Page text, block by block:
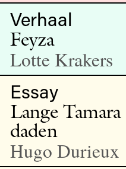
Verhaal
Feyza
Lotte Krakers
Essay
Lange
daden
Hugo Durieux